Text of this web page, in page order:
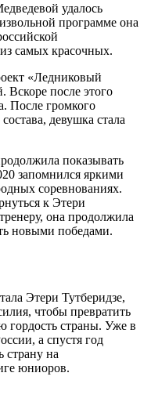
удалось
программе она
самых красочных.
«Ледниковый
Вскоре после этого
После громкого
девушка стала
показывать
запомнился яркими
соревнованиях.
к Этери
она продолжила
новыми победами.
Этери Тутберидзе,
чтобы превратить
гордость страны. Уже в
а спустя год
страну на
юниоров.